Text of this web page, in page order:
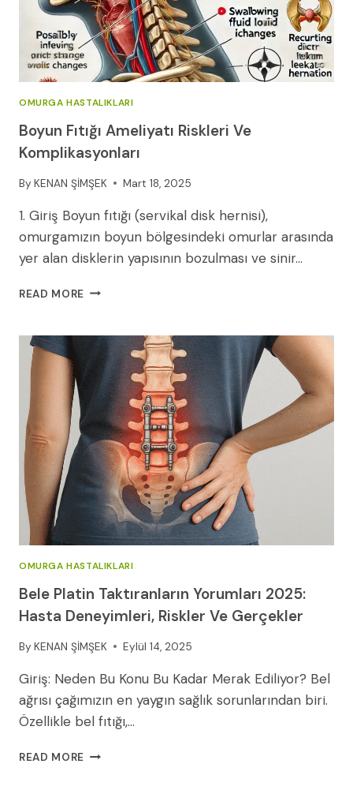
REHBERI)
OMURGA HASTALIKLARI
Boyun Fıtığı Ameliyatı Riskleri Ve
Komplikasyonları
By KENAN ŞİMŞEK Mart 18, 2025
1. Giriş Boyun fıtığı (servikal disk hernisi),
omurgamızın boyun bölgesindeki omurlar arasında
yer alan disklerin yapısının bozulması ve sinir…
READ MORE BOYUN
RISKLERI
KOMPLIKASYONLARI
OMURGA HASTALIKLARI
Bele Platin Taktıranların Yorumları 2025:
Hasta Deneyimleri, Riskler Ve Gerçekler
By KENAN ŞİMŞEK Eylül 14, 2025
Giriş: Neden Bu Konu Bu Kadar Merak Ediliyor? Bel
ağrısı çağımızın en yaygın sağlık sorunlarından biri.
Özellikle bel fıtığı,…
READ MORE BELE